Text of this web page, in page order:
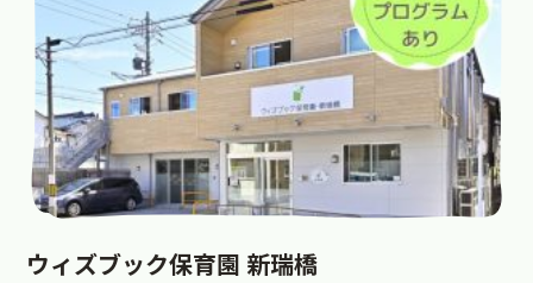
ウィズブック保育園 新瑞橋